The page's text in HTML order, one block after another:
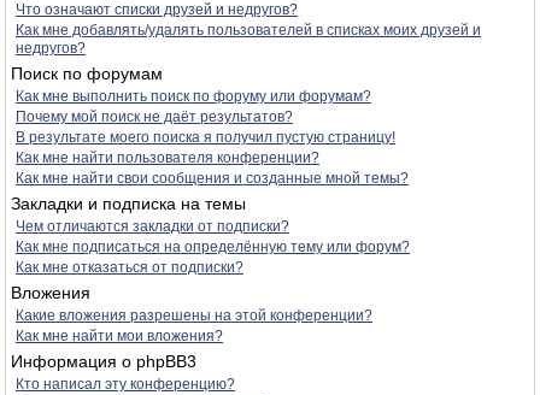
Что означают списки друзей и недругов?
Как мне добавлять/удалять пользователей в списках моих друзей и
недругов?
Поиск по форумам
Как мне выполнить поиск по форуму или форумам?
Почему мой поиск не даёт результатов?
В результате моего поиска я получил пустую страницу!
Как мне найти пользователя конференции?
Как мне найти свои сообщения и созданные мной темы?
Закладки и подписка на темы
Чем отличаются закладки от подписки?
Как мне подписаться на определённую тему или форум?
Как мне отказаться от подписки?
Вложения
Какие вложения разрешены на этой конференции?
Как мне найти мои вложения?
Информация о phpBB3
Кто написал эту конференцию?